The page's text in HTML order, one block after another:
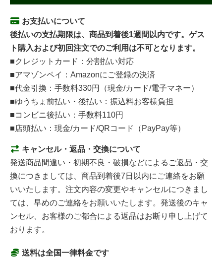
お支払いについて
後払いの支払期限は、商品到着後1週間以内です。ゲス
ト購入および初回注文でのご利用は不可となります。
■クレジットカード：分割払い対応
■アマゾンペイ：Amazonにご登録の決済
■代金引換：手数料330円（現金/カード/電子マネー）
■ゆうちょ前払い・後払い：振込料お客様負担
■コンビニ後払い：手数料110円
■店頭払い：現金/カード/QRコード（PayPay等）
キャンセル・返品・交換について
発送商品間違い・初期不良・破損などによるご返品・交
換につきましては、商品到着後7日以内にご連絡をお願
いいたします。注文内容の変更やキャンセルにつきまし
ては、早めのご連絡をお願いいたします。発送後のキャ
ンセル、お客様のご都合による返品はお断り申し上げて
おります。
送料は全国一律料金です